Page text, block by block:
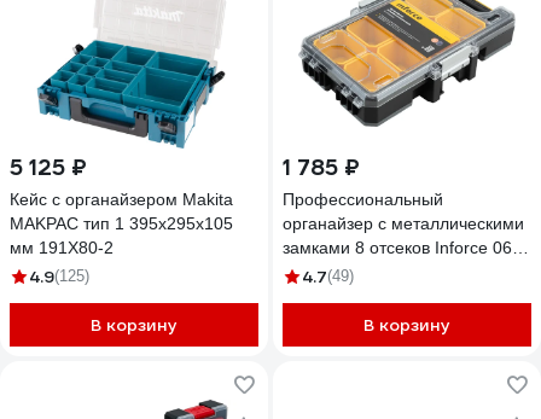
5 125 ₽
Кейс с органайзером Makita
MAKPAC тип 1 395x295x105
мм 191X80-2
4.9(125)
В корзину
1 785 ₽
Профессиональный
органайзер с металлическими
замками 8 отсеков Inforce 06-
20-16
4.7(49)
В корзину